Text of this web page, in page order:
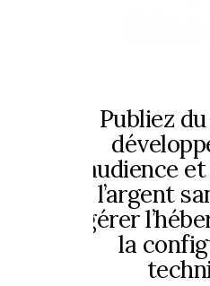
Publiez
audience
l’argent
gérer
la